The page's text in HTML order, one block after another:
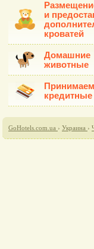
и
кроватей
Домашние
животные
кредитные
GoHotels.com.ua › Украина ›